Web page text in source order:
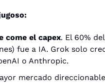
come el capex. El 60%
fue a IA. Grok solo
o Anthropic.
mercado